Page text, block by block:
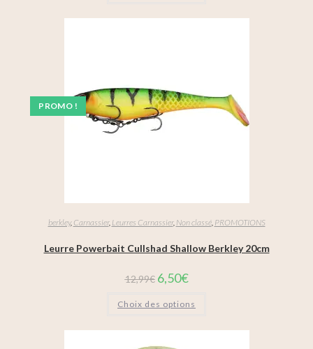
PROMO !
berkley, Carnassier, Leurres Carnassier, Non classé, PROMOTIONS
Leurre Powerbait Cullshad Shallow Berkley 20cm
12,99€ 6,50€
Choix des options